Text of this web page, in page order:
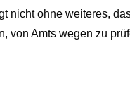
nicht ohne weiteres,
von Amts wegen zu